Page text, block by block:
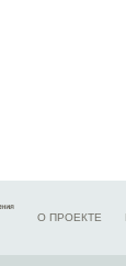
О ПРОЕКТЕ